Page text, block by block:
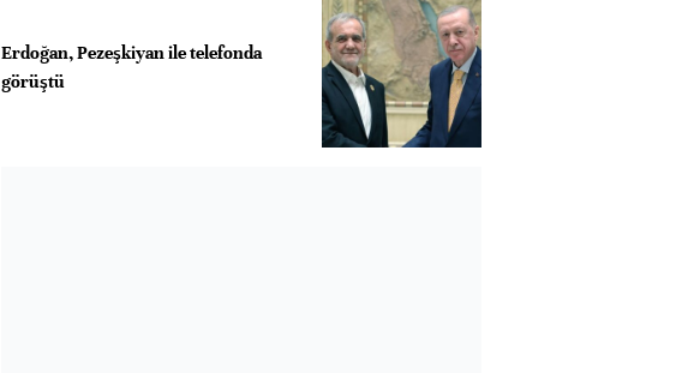
Erdoğan, Pezeşkiyan ile telefonda
görüştü